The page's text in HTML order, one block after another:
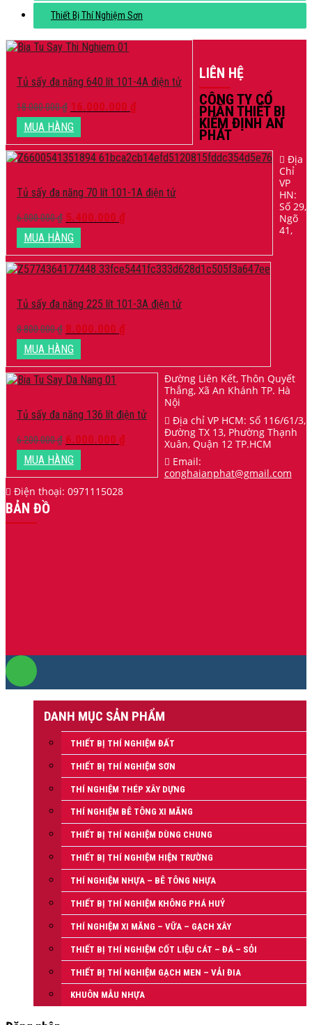
Thiết Bị Thí Nghiệm Sơn
Tủ sấy đa năng 640 lít 101-4A điện tử
18.000.000₫ 16.000.000 ₫
MUA HÀNG
Tủ sấy đa năng 70 lít 101-1A điện tử
6.000.000₫ 5.400.000 ₫
MUA HÀNG
Tủ sấy đa năng 225 lít 101-3A điện tử
8.800.000₫ 8.000.000 ₫
MUA HÀNG
Tủ sấy đa năng 136 lít điện tử
6.200.000₫ 6.000.000 ₫
MUA HÀNG
LIÊN HỆ
CÔNG TY CỔ
PHẦN THIẾT BỊ
KIỂM ĐỊNH AN
PHÁT
Địa
Chỉ
VP
HN:
Số 29,
Ngõ
41,
Đường Liên Kết, Thôn Quyết
Thắng, Xã An Khánh TP. Hà
Nội
Địa chỉ VP HCM: Số 116/61/3,
Đường TX 13, Phường Thạnh
Xuân, Quận 12 TP.HCM
Email:
conghaianphat@gmail.com
Điện thoại: 0971115028
BẢN ĐỒ
DANH MỤC SẢN PHẨM
THIẾT BỊ THÍ NGHIỆM ĐẤT
THIẾT BỊ THÍ NGHIỆM SƠN
THÍ NGHIỆM THÉP XÂY DỰNG
THÍ NGHIỆM BÊ TÔNG XI MĂNG
THIẾT BỊ THÍ NGHIỆM DÙNG CHUNG
THIẾT BỊ THÍ NGHIỆM HIỆN TRƯỜNG
THÍ NGHIỆM NHỰA – BÊ TÔNG NHỰA
THIẾT BỊ THÍ NGHIỆM KHÔNG PHÁ HUỶ
THÍ NGHIỆM XI MĂNG – VỮA – GẠCH XÂY
THIẾT BỊ THÍ NGHIỆM CỐT LIỆU CÁT – ĐÁ – SỎI
THIẾT BỊ THÍ NGHIỆM GẠCH MEN – VẢI ĐIA
KHUÔN MẪU NHỰA